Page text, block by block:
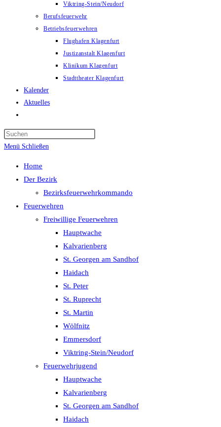
Viktring-Stein/Neudorf
Berufsfeuerwehr
Betriebsfeuerwehren
Flughafen Klagenfurt
Justizanstalt Klagenfurt
Klinikum Klagenfurt
Stadttheater Klagenfurt
Kalender
Aktuelles
umschalten
search
Menü Schließen
Home
Der Bezirk
Bezirksfeuerwehrkommando
Feuerwehren
Freiwillige Feuerwehren
Hauptwache
Kalvarienberg
St. Georgen am Sandhof
Haidach
St. Peter
St. Ruprecht
St. Martin
Wölfnitz
Emmersdorf
Viktring-Stein/Neudorf
Feuerwehrjugend
Hauptwache
Kalvarienberg
St. Georgen am Sandhof
Haidach